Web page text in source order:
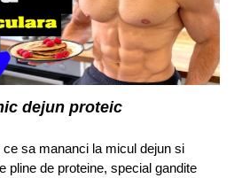
dejun proteic
sa mananci la micul dejun si
pline de proteine, special gandite